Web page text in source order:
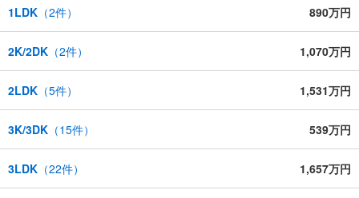
1LDK （2件） 890万円
2K/2DK （2件） 1,070万円
2LDK （5件） 1,531万円
3K/3DK （15件） 539万円
3LDK （22件） 1,657万円